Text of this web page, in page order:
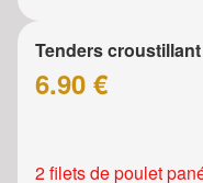
Tenders
6.90 €
2 filets de poulet